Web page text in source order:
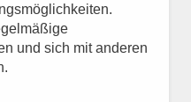
und sich mit anderen